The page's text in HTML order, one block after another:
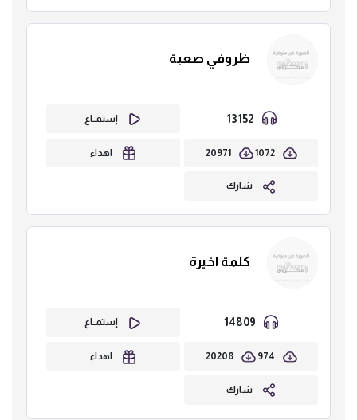
ظروفي صعبة
إستمــاع
1072
20971 اهداء
شارك
كلمة اخيرة
إستمــاع
974
20208 اهداء
شارك